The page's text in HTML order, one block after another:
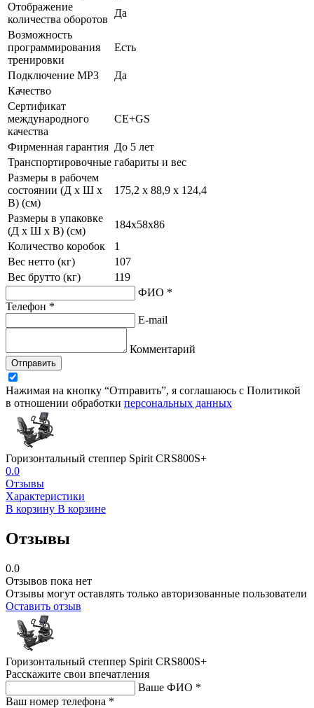
Отображение
количества оборотов
Да
Возможность
программирования
тренировки
Есть
Подключение MP3
Да
Качество
Сертификат
международного
качества
CE+GS
Фирменная гарантия До 5 лет
Транспортировочные габариты и вес
Размеры в рабочем
состоянии (Д х Ш х
В) (см)
175,2 x 88,9 x 124,4
Размеры в упаковке
(Д х Ш х В) (см)
184х58х86
Количество коробок
1
Вес нетто (кг)
107
Вес брутто (кг)
119
ФИО *
Телефон *
E-mail
Комментарий
Отправить
Нажимая на кнопку “Отправить”, я соглашаюсь с Политикой
в отношении обработки персональных данных
Горизонтальный степпер Spirit CRS800S+
0.0
Отзывы
Характеристики
В корзину В корзине
Отзывы
0.0
Отзывов пока нет
Отзывы могут оставлять только авторизованные пользователи
Оставить отзыв
Горизонтальный степпер Spirit CRS800S+
Расскажите свои впечатления
Ваше ФИО *
Ваш номер телефона *